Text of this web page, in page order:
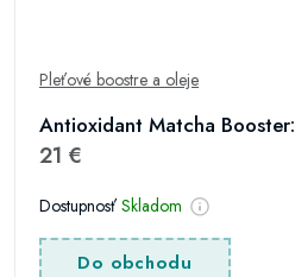
Pleťové boostre a oleje
Antioxidant Matcha Booster:
21 €
Dostupnosť Skladom
Do obchodu